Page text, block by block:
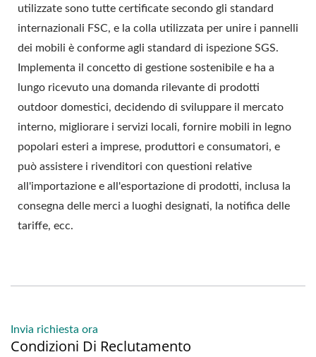
utilizzate sono tutte certificate secondo gli standard
internazionali FSC, e la colla utilizzata per unire i pannelli
dei mobili è conforme agli standard di ispezione SGS.
Implementa il concetto di gestione sostenibile e ha a
lungo ricevuto una domanda rilevante di prodotti
outdoor domestici, decidendo di sviluppare il mercato
interno, migliorare i servizi locali, fornire mobili in legno
popolari esteri a imprese, produttori e consumatori, e
può assistere i rivenditori con questioni relative
all'importazione e all'esportazione di prodotti, inclusa la
consegna delle merci a luoghi designati, la notifica delle
tariffe, ecc.
Invia richiesta ora
Condizioni Di Reclutamento